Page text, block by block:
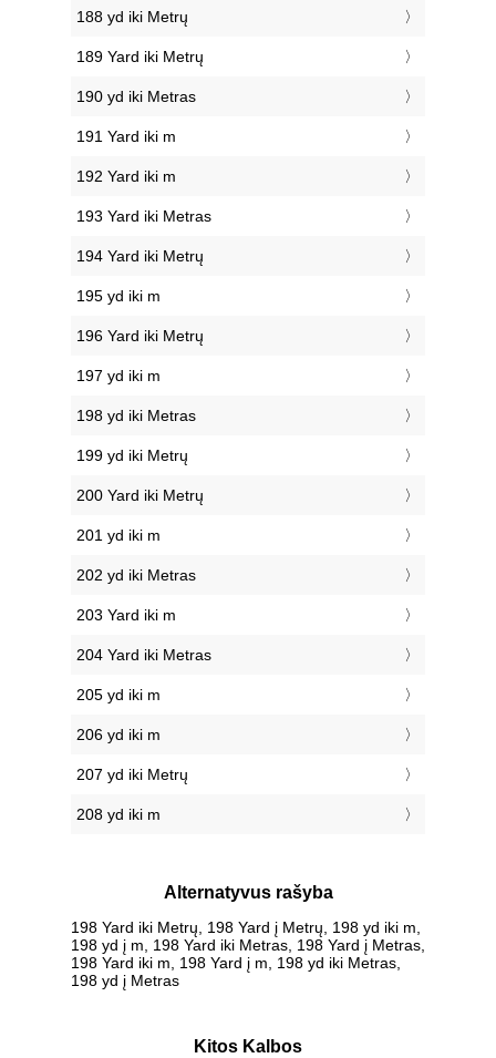
188 yd iki Metrų
189 Yard iki Metrų
190 yd iki Metras
191 Yard iki m
192 Yard iki m
193 Yard iki Metras
194 Yard iki Metrų
195 yd iki m
196 Yard iki Metrų
197 yd iki m
198 yd iki Metras
199 yd iki Metrų
200 Yard iki Metrų
201 yd iki m
202 yd iki Metras
203 Yard iki m
204 Yard iki Metras
205 yd iki m
206 yd iki m
207 yd iki Metrų
208 yd iki m
Alternatyvus rašyba
198 Yard iki Metrų, 198 Yard į Metrų, 198 yd iki m,
198 yd į m, 198 Yard iki Metras, 198 Yard į Metras,
198 Yard iki m, 198 Yard į m, 198 yd iki Metras,
198 yd į Metras
Kitos Kalbos